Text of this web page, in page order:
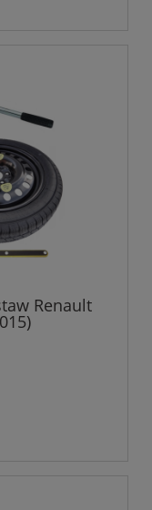
Renault